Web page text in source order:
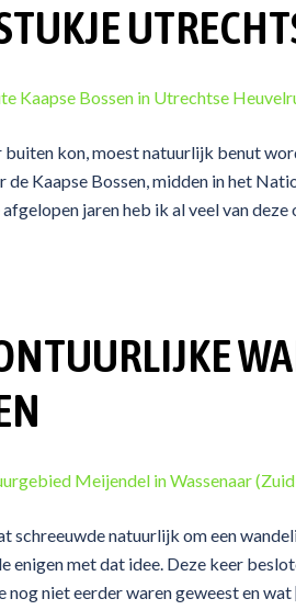
kon, moest natuurlijk benut
Kaapse Bossen, midden in het
jaren heb ik al veel van
schreeuwde natuurlijk om een
enigen met dat idee. Deze keer
nog niet eerder waren geweest en